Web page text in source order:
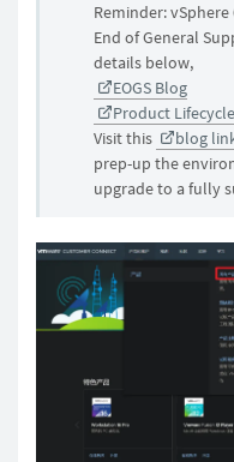
Reminder: vSphere
End of General
details below,
EOGS Blog
Product
Visit this
blog
prep-up the
upgrade to a fully